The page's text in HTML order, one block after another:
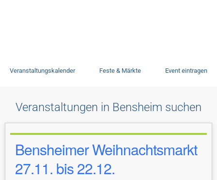
Veranstaltungskalender Feste & Märkte Event eintragen
Veranstaltungen in Bensheim suchen
Bensheimer Weihnachtsmarkt
27.11. bis 22.12.